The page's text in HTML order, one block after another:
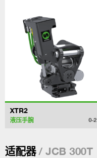
XTR2
液压手腕 0-2
适配器/ JCB 300T